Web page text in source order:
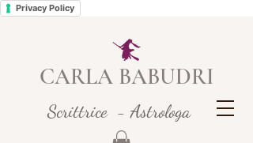
Privacy Policy
CARLA BABUDRI
Scrittrice - Astrologa